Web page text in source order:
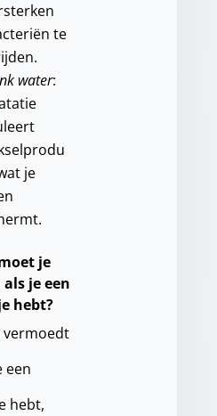
te
water:
je
je
je een
hebt?
vermoedt
een
hebt,